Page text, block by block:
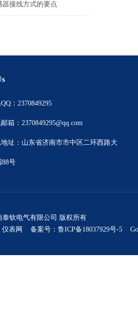
器接线方式的要点
：2370849295
箱：2370849295@qq.com
址：山东省济南市市中区二环西路大
88号
泰钦电气有限公司 版权所有
仪表网 备案号：鲁ICP备18037929号-5